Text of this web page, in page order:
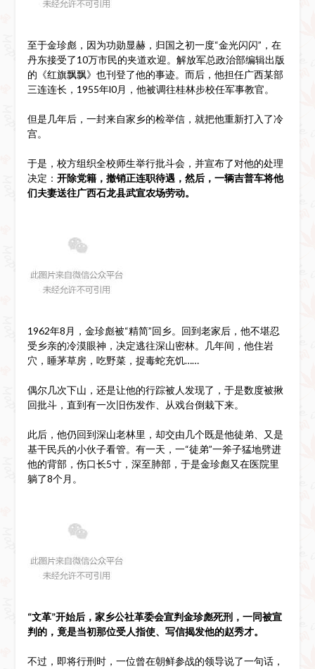
至于金珍彪，因为功勋显赫，归国之初一度“金光闪闪”，在
丹东接受了10万市民的夹道欢迎。解放军总政治部编辑出版
的《红旗飘飘》也刊登了他的事迹。而后，他担任广西某部
三连连长，1955年l0月，他被调往桂林步校任军事教官。
但是几年后，一封来自家乡的检举信，就把他重新打入了冷
宫。
于是，校方组织全校师生举行批斗会，并宣布了对他的处理
决定： 开除党籍，撤销正连职待遇，然后，一辆吉普车将他
们夫妻送往广西石龙县武宣农场劳动。
1962年8月，金珍彪被“精简”回乡。回到老家后，他不堪忍
受乡亲的冷漠眼神，决定逃往深山密林。几年间，他住岩
穴，睡茅草房，吃野菜，捉毒蛇充饥……
偶尔几次下山，还是让他的行踪被人发现了，于是数度被揪
回批斗，直到有一次旧伤发作、从戏台倒栽下来。
此后，他仍回到深山老林里，却交由几个既是他徒弟、又是
基干民兵的小伙子看管。有一天，一“徒弟”一斧子猛地劈进
他的背部，伤口长5寸，深至肺部，于是金珍彪又在医院里
躺了8个月。
“文革”开始后，家乡公社革委会宣判金珍彪死刑，一同被宣
判的，竟是当初那位受人指使、写信揭发他的赵秀才。
不过，即将行刑时，一位曾在朝鲜参战的领导说了一句话，